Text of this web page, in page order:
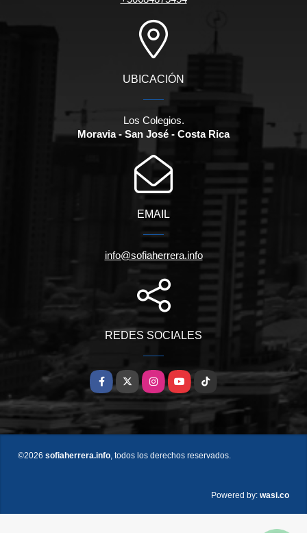
UBICACIÓN
Los Colegios.
Moravia - San José - Costa Rica
EMAIL
info@sofiaherrera.info
REDES SOCIALES
Facebook
X InstagramYouTubeTikTok
©2026 sofiaherrera.info, todos los derechos reservados.
Powered by: wasi.co